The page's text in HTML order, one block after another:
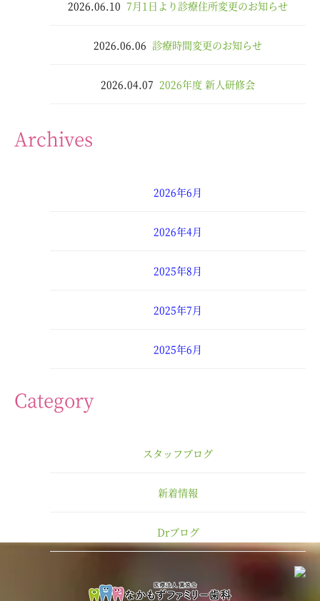
2026.06.10 7月1日より診療住所変更のお知らせ
2026.06.06 診療時間変更のお知らせ
2026.04.07 2026年度 新人研修会
Archives
2026年6月
2026年4月
2025年8月
2025年7月
2025年6月
2024年12月
2024年11月
Category
スタッフブログ
新着情報
Drブログ